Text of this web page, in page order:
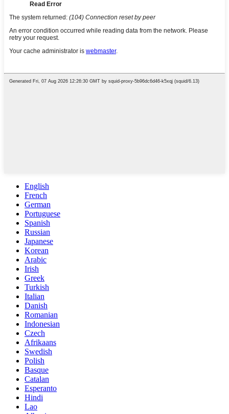
English
French
German
Portuguese
Spanish
Russian
Japanese
Korean
Arabic
Irish
Greek
Turkish
Italian
Danish
Romanian
Indonesian
Czech
Afrikaans
Swedish
Polish
Basque
Catalan
Esperanto
Hindi
Lao